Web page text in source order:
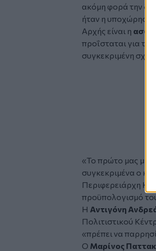
ακόμη φορά την
ήταν η υποχώρηση
Αρχής είναι η
προΐσταται για τα
συγκεκριμένη
«Το πρώτο μας
συγκεκριμένα ο κ.
Περιφερειάρχη
προϋπολογισμό
Η Αντιγόνη
Πολιτιστικού
«πρέπει να
Ο Μαρίνος